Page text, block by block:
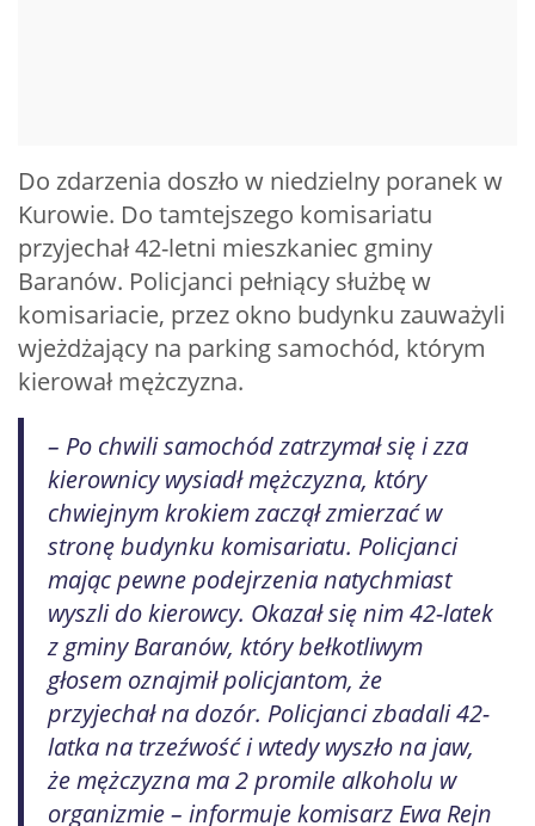
Do zdarzenia doszło w niedzielny poranek w
Kurowie. Do tamtejszego komisariatu
przyjechał 42-letni mieszkaniec gminy
Baranów. Policjanci pełniący służbę w
komisariacie, przez okno budynku zauważyli
wjeżdżający na parking samochód, którym
kierował mężczyzna.
– Po chwili samochód zatrzymał się i zza
kierownicy wysiadł mężczyzna, który
chwiejnym krokiem zaczął zmierzać w
stronę budynku komisariatu. Policjanci
mając pewne podejrzenia natychmiast
wyszli do kierowcy. Okazał się nim 42-latek
z gminy Baranów, który bełkotliwym
głosem oznajmił policjantom, że
przyjechał na dozór. Policjanci zbadali 42-
latka na trzeźwość i wtedy wyszło na jaw,
że mężczyzna ma 2 promile alkoholu w
organizmie – informuje komisarz Ewa Rejn